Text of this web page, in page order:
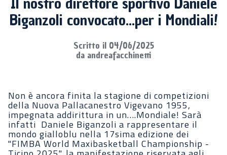
Biganzoli convocato...per i Mondiali!
Scritto il 04/06/2025
da andreafacchinetti
Non è ancora finita la stagione di competizioni
della Nuova Pallacanestro Vigevano 1955,
impegnata addirittura in un….Mondiale! Sarà
infatti Daniele Biganzoli a rappresentare il
mondo gialloblu nella 17sima edizione dei
"FIMBA World Maxibasketball Championship -